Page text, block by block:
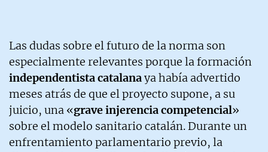
Las dudas sobre el futuro de la norma son
especialmente relevantes porque la formación
independentista catalanaya había advertido
meses atrás de que el proyecto supone, a su
juicio, una «grave injerencia competencial»
sobre el modelo sanitario catalán. Durante un
enfrentamiento parlamentario previo, la